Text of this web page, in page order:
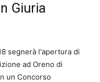
Giuria
segnerà l'apertura di
ad Oreno di
un Concorso